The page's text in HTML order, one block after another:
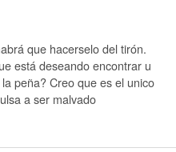
que hacerselo del tirón.
está deseando encontrar u
peña? Creo que es el unico
a ser malvado